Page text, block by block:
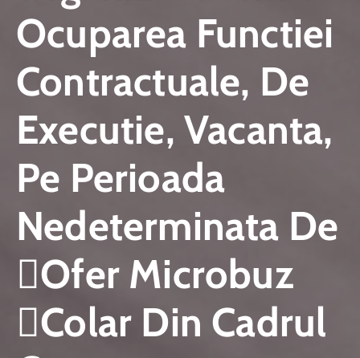
Ocuparea Functiei
Contractuale, De
Executie, Vacanta,
Pe Perioada
Nedeterminata De
􀀌ofer Microbuz
􀀎colar Din Cadrul